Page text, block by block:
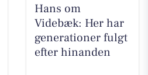
Hans om
Videbæk: Her har
generationer fulgt
efter hinanden